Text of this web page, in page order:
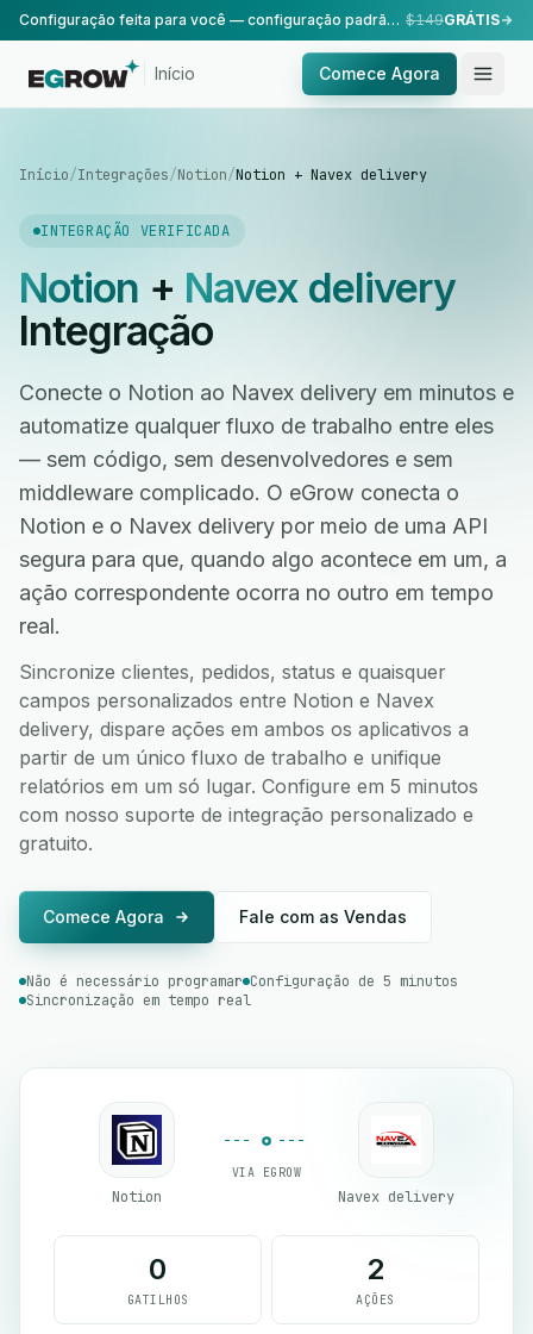
Configuração feita para você — configuração padrão, realizada pela nossa equipe. $149GRÁTIS
Início Comece Agora
Início/Integrações/Notion/Notion + Navex delivery
INTEGRAÇÃO VERIFICADA
Notion + Navex delivery
Integração
Conecte o Notion ao Navex delivery em minutos e
automatize qualquer fluxo de trabalho entre eles
— sem código, sem desenvolvedores e sem
middleware complicado. O eGrow conecta o
Notion e o Navex delivery por meio de uma API
segura para que, quando algo acontece em um, a
ação correspondente ocorra no outro em tempo
real.
Sincronize clientes, pedidos, status e quaisquer
campos personalizados entre Notion e Navex
delivery, dispare ações em ambos os aplicativos a
partir de um único fluxo de trabalho e unifique
relatórios em um só lugar. Configure em 5 minutos
com nosso suporte de integração personalizado e
gratuito.
Comece Agora Fale com as Vendas
Não é necessário programar Configuração de 5 minutos
Sincronização em tempo real
Notion
VIA EGROW
Navex delivery
0
GATILHOS
2
AÇÕES